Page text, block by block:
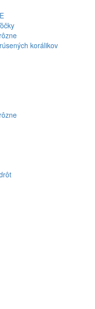
korálikov